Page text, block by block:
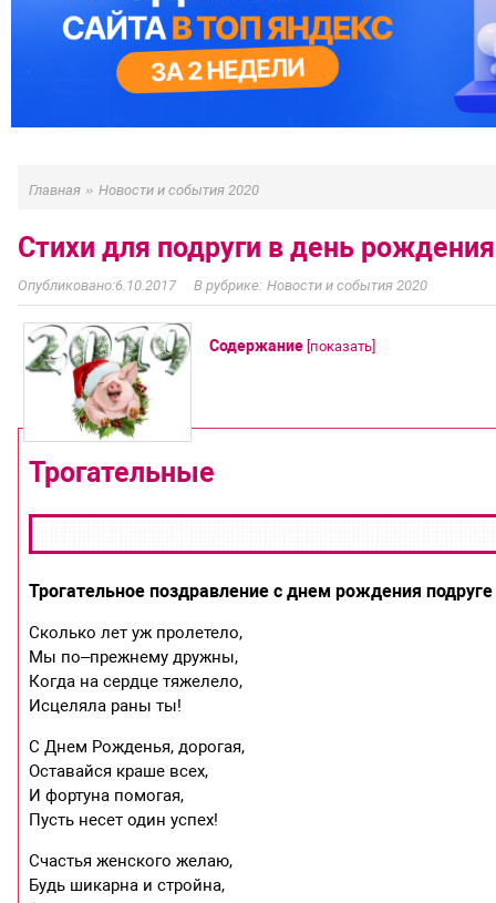
Главная » Новости и события 2020
Стихи для подруги в день
6.10.2017 Новости и события 2020
Содержание [показать]
Трогательные
Трогательное поздравление с днем рождения подруге
Сколько лет уж пролетело,
Мы по–прежнему дружны,
Когда на сердце тяжелело,
Исцеляла раны ты!
С Днем Рожденья, дорогая,
Оставайся краше всех,
И фортуна помогая,
Пусть несет один успех!
Счастья женского желаю,
Будь шикарна и стройна,